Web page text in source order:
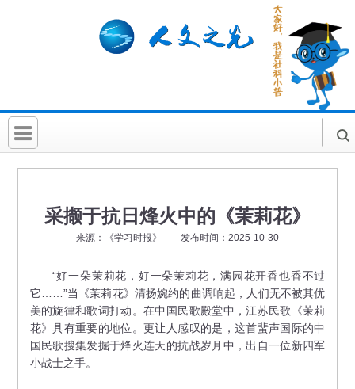
首 页
社科讲堂
科普活动
采撷于抗日烽火中的《茉莉花》
来源：《学习时报》 发布时间：2025-10-30
“好一朵茉莉花，好一朵茉莉花，满园花开香也香不过
它……”当《茉莉花》清扬婉约的曲调响起，人们无不被其优
美的旋律和歌词打动。在中国民歌殿堂中，江苏民歌《茉莉
花》具有重要的地位。更让人感叹的是，这首蜚声国际的中
国民歌搜集发掘于烽火连天的抗战岁月中，出自一位新四军
小战士之手。